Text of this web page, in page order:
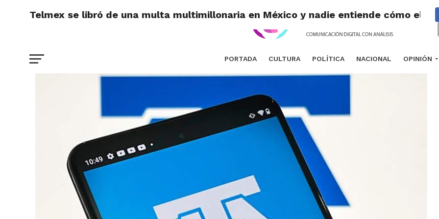
PORTADA CULTURA POLÍTICA NACIONAL OPINIÓN
Telmex se libró de una multa multimillonaria en México y nadie entiende cómo el